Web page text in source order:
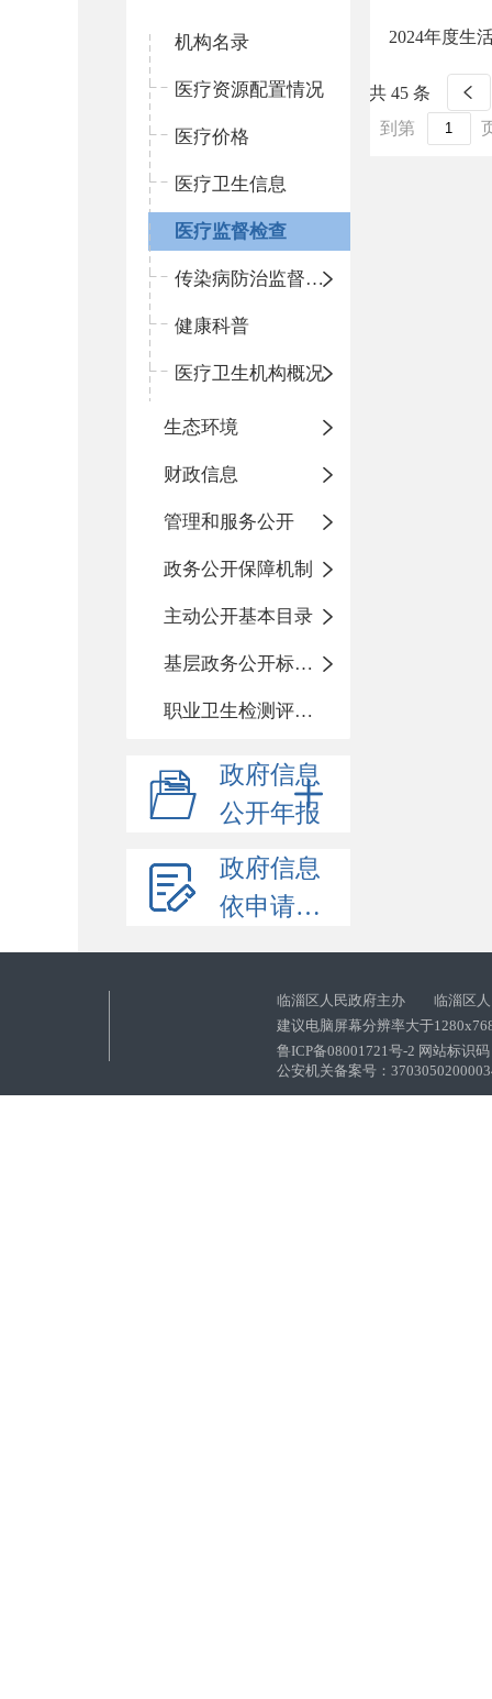
机构名录
医疗资源配置情况
医疗价格
医疗卫生信息
医疗监督检查
传染病防治监督检查
健康科普
医疗卫生机构概况
生态环境
财政信息
管理和服务公开
政务公开保障机制
主动公开基本目录
基层政务公开标准化目录
职业卫生检测评价信息
政府信息
公开年报
政府信息
依申请公开
2024年度生
共 45 条
到第
临淄区人民政府主办 临淄区人
建议电脑屏幕分辨率大于
鲁ICP备08001721号-2 网站标识
公安机关备案号：